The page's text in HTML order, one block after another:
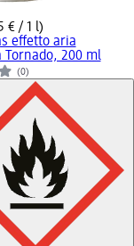
€ / 1 l)
effetto aria
Tornado, 200 ml
(0)